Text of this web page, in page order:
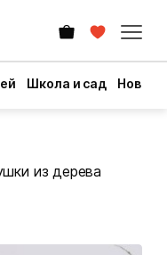
Школа и сад Новый
из дерева